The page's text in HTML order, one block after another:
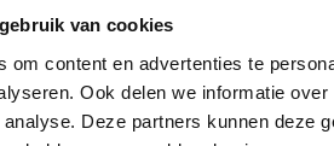
van cookies
om content en advertenties te
Ook delen we informatie
Deze partners kunnen deze